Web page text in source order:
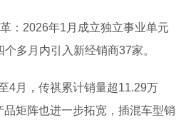
： 2026年1 月成立独立事业单元
个多月内引入新经销商37家。
4月，传祺累计销量超11.29万
品矩阵也进一步拓宽，插混车型销